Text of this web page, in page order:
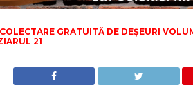
COLECTARE GRATUITĂ DE DEȘEURI
21